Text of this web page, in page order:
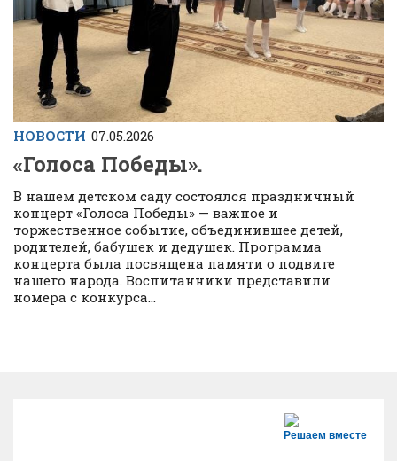
НОВОСТИ 07.05.2026
«Голоса Победы».
В нашем детском саду состоялся праздничный
концерт «Голоса Победы» — важное и
торжественное событие, объединившее детей,
родителей, бабушек и дедушек. Программа
концерта была посвящена памяти о подвиге
нашего народа. Воспитанники представили
номера с конкурса...
Решаем вместе